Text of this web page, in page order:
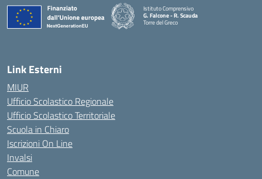
Istituto Comprensivo
G. Falcone - R. Scauda
Torre del Greco
Link Esterni
MIUR
Ufficio Scolastico Regionale
Ufficio Scolastico Territoriale
Scuola in Chiaro
Iscrizioni On Line
Invalsi
Comune